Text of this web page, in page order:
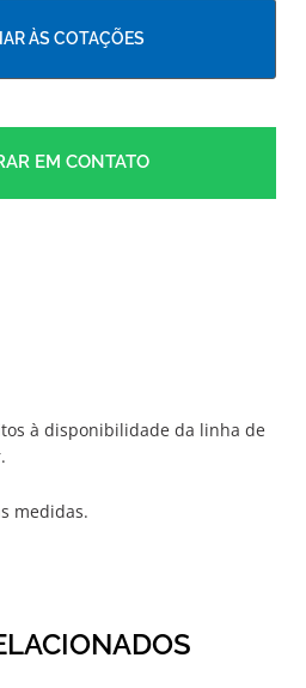
ÀS COTAÇÕES
EM CONTATO
à disponibilidade da linha de
medidas.